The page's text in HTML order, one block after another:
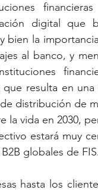
financieras
digital que
bien la
al banco, y
resulta en una
distribución de
la vida en 2030,
estará muy
globales de FIS.
hasta los